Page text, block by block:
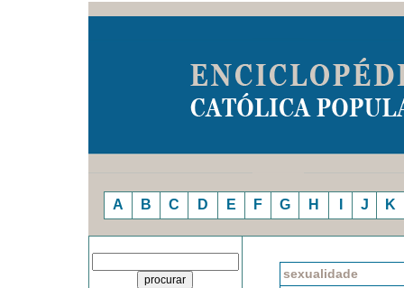
A B C D E F G H J K
sexualidade